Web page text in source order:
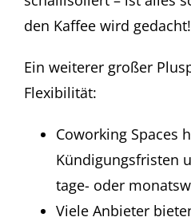
den Kaffee wird gedacht!
Ein weiterer großer
Flexibilität:
Coworking Spaces
Kündigungsfristen
tage- oder
Viele Anbieter